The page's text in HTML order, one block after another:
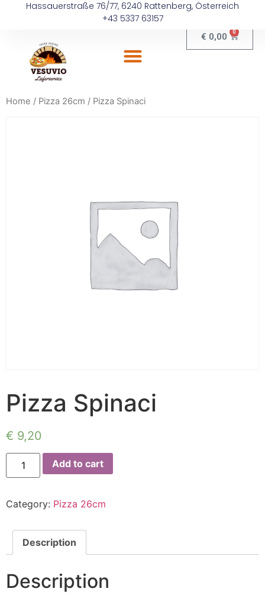
Hassauerstraße 76/77, 6240 Rattenberg, Österreich
+43 5337 63157
€ 0,00 0
Home / Pizza 26cm / Pizza Spinaci
Pizza Spinaci
€ 9,20
Add to cart
Category: Pizza 26cm
Description
Description